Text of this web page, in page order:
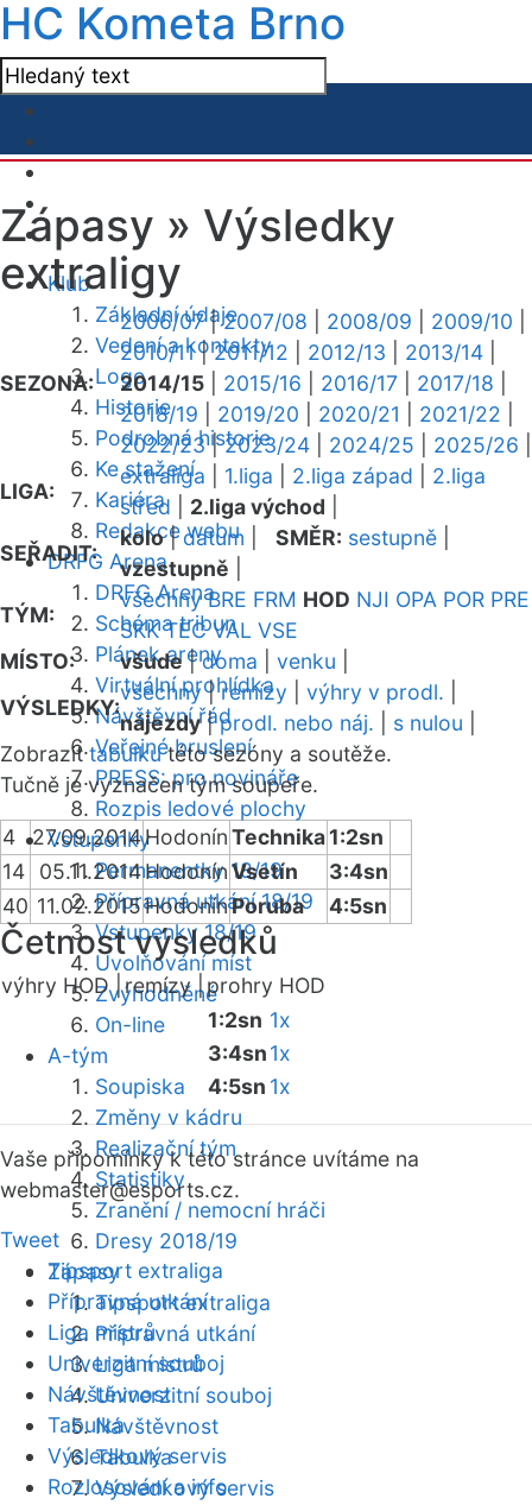
HC Kometa Brno
Klub
Základní údaje
Vedení a kontakty
Logo
Historie
Podrobná historie
Ke stažení
Kariéra
Redakce webu
DRFG Arena
DRFG Arena
Schéma tribun
Plánek areny
Virtuální prohlídka
Návštěvní řád
Veřejné bruslení
PRESS: pro novináře
Rozpis ledové plochy
Vstupenky
Permanentky 18/19
Přípravná utkání 18/19
Vstupenky 18/19
Uvolňování míst
Zvýhodněné
On-line
A-tým
Soupiska
Změny v kádru
Realizační tým
Statistiky
Zranění / nemocní hráči
Dresy 2018/19
Zápasy
Tipsport extraliga
Přípravná utkání
Liga mistrů
Univerzitní souboj
Návštěvnost
Tabulka
Výsledkový servis
Zápasy » Výsledky
extraligy
SEZONA:
2006/07|2007/08 2008/09 2009/10
2010/11|2011/12 2012/13 2013/14
2014/15
2015/16 2016/17 2017/18
2018/19
2019/20 2020/21 2021/22
2022/23|2023/24 2024/25 2025/26
LIGA:
extraliga 1.liga 2.liga západ
2.liga
střed
2.liga východ
SEŘADIT:
kolo|datum SMĚR: sestupně
vzestupně
TÝM:
všechny BRE FRM HOD NJI OPA POR PRE
SKK TEC VAL VSE
MÍSTO:
všude|doma venku
VÝSLEDKY:
všechny|remízy výhry v prodl.
nájezdy|prodl. nebo náj. s nulou
Zobrazittabulkutéto sezóny a soutěže.
Tučně je vyznačen tým soupeře.
4 27.09.2014HodonínTechnika1:2sn
14
05.11.2014HodonínVsetín
3:4sn
40 11.02.2015HodonínPoruba 4:5sn
Četnost výsledků
výhry HOD |remízy |prohry HOD
1:2sn 1x
3:4sn1x
4:5sn 1x
Vaše připomínky k této stránce uvítáme na
webmaster@esports.cz.
Tweet
Tipsport extraliga
Přípravná utkání
Liga mistrů
Univerzitní souboj
Návštěvnost
Tabulka
Výsledkový servis
Rozlosování a info